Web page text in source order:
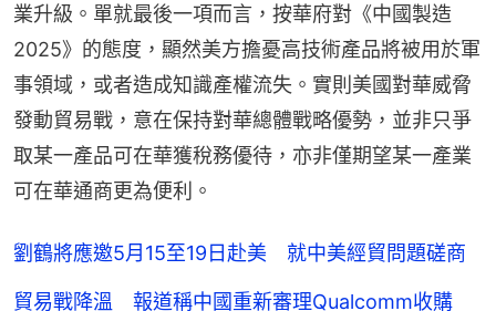
業升級。單就最後一項而言，按華府對《中國製造
2025》的態度，顯然美方擔憂高技術產品將被用於軍
事領域，或者造成知識產權流失。實則美國對華威脅
發動貿易戰，意在保持對華總體戰略優勢，並非只爭
取某一產品可在華獲稅務優待，亦非僅期望某一產業
可在華通商更為便利。
劉鶴將應邀5月15至19日赴美 就中美經貿問題磋商
貿易戰降溫 報道稱中國重新審理Qualcomm收購